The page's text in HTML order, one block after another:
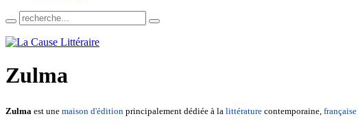
Zulma
Zulma est une maison d'édition principalement dédiée à la littérature contemporaine, française